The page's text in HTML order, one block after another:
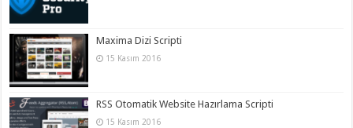
Maxima Dizi Scripti
15 Kasım 2016
RSS Otomatik Website Hazırlama Scripti
15 Kasım 2016